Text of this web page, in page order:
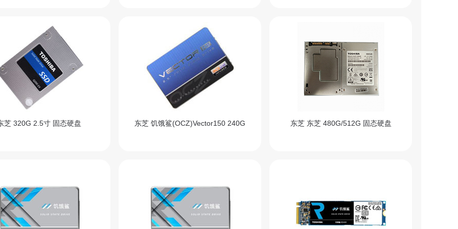
芝 320G 2.5寸 固态硬盘 东芝 饥饿鲨(OCZ)Vector150 240G 东芝 东芝 480G/512G 固态硬盘